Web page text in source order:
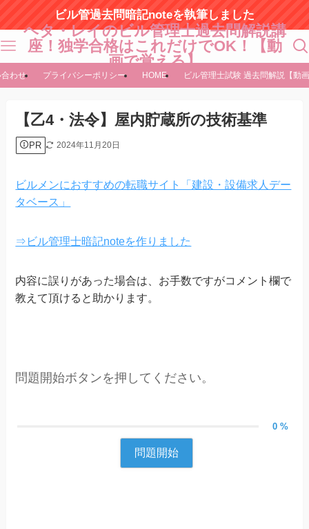
ビル管過去問暗記noteを執筆しました
ヘタ・レイのビル管理士過去問解説講
座！独学合格はこれだけでOK！【動
画で覚える】
わせ プライバシーポリシー HOME ビル管理士試験 過去問解説【動
【乙4・法令】屋内貯蔵所の技術基準
PR 2024年11月20日
ビルメンにおすすめの転職サイト「建設・設備求人デー
タベース」
⇒ビル管理士暗記noteを作りました
内容に誤りがあった場合は、お手数ですがコメント欄で
教えて頂けると助かります。
問題開始ボタンを押してください。
0 %
問題開始